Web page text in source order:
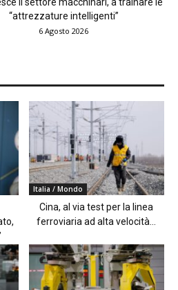
il settore macchinari, a trainare le
“attrezzature intelligenti”
6 Agosto 2026
Italia / Mondo
Cina, al via test per la linea
ferroviaria ad alta velocità...